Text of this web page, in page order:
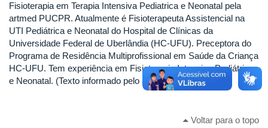
Fisioterapia em Terapia Intensiva Pediatrica e Neonatal pela
artmed PUCPR. Atualmente é Fisioterapeuta Assistencial na
UTI Pediátrica e Neonatal do Hospital de Clínicas da
Universidade Federal de Uberlândia (HC-UFU). Preceptora do
Programa de Residência Multiprofissional em Saúde da Criança
HC-UFU. Tem experiência em Fisioterapia Intensiva Pediátrica
e Neonatal. (Texto informado pelo autor)
Voltar para o topo